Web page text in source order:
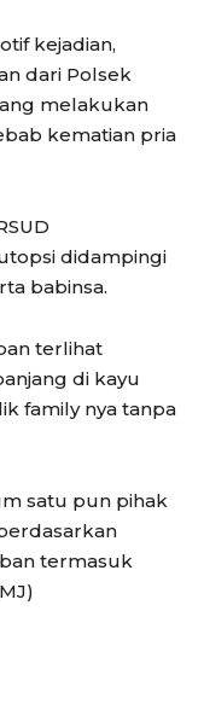
kejadian,
dari Polsek
melakukan
kematian pria
didampingi
babinsa.
terlihat
di kayu
family nya tanpa
satu pun pihak
termasuk